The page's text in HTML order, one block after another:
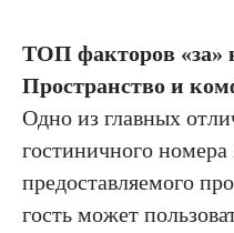
ТОП факторов «за»
Пространство и
Одно из главных
гостиничного
предоставляемого
гость может